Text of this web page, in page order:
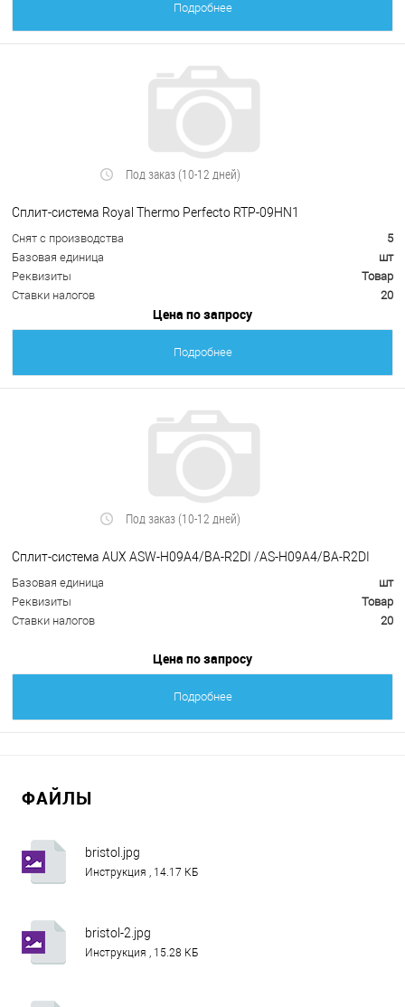
Подробнее
Под заказ (10-12 дней)
Сплит-система Royal Thermo Perfecto RTP-09HN1
Снят с производства
5
Базовая единица
шт
Реквизиты
Товар
Ставки налогов
20
Цена по запросу
Подробнее
Под заказ (10-12 дней)
Сплит-система AUX ASW-H09A4/BA-R2DI /AS-H09A4/BA-R2DI
Базовая единица
шт
Реквизиты
Товар
Ставки налогов
20
Цена по запросу
Подробнее
ФАЙЛЫ
bristol.jpg
Инструкция , 14.17 КБ
bristol-2.jpg
Инструкция , 15.28 КБ